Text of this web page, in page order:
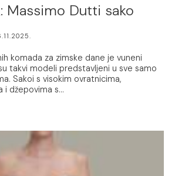
Massimo Dutti sako
komada za zimske dane je vuneni
takvi modeli predstavljeni u sve samo
Sakoi s visokim ovratnicima,
i džepovima s...